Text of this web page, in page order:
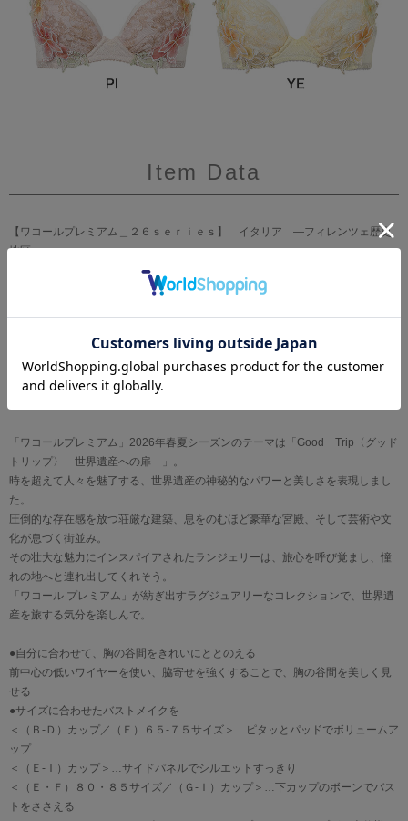
Item Data
【ワコールプレミアム＿２６ｓｅｒｉｅｓ】 イタリア ―フィレンツェ歴史
地区―
「花の都」として知られるフィレンツェ。
ルネサンスの舞台となり名だたる美の巨匠たちを育んだ源泉として、今もなお
街中に美と芸術の気配が漂います。
そんなフィレンツェの華やかでありながら、どこか気品を感じさせる優雅さを
「ワコールプレミアム」2026年春夏シーズンのテーマは「Good Trip〈グッド
トリップ〉―世界遺産への扉―」。
時を超えて人々を魅了する、世界遺産の神秘的なパワーと美しさを表現しまし
た。
圧倒的な存在感を放つ荘厳な建築、息をのむほど豪華な宮殿、そして芸術や文
化が息づく街並み。
その壮大な魅力にインスパイアされたランジェリーは、旅心を呼び覚まし、憧
れの地へと連れ出してくれそう。
「ワコール プレミアム」が紡ぎ出すラグジュアリーなコレクションで、世界遺
産を旅する気分を楽しんで。
●自分に合わせて、胸の谷間をきれいにととのえる
前中心の低いワイヤーを使い、脇寄せを強くすることで、胸の谷間を美しく見
せる
●サイズに合わせたバストメイクを
＜（Ｂ-Ｄ）カップ／（Ｅ）６５-７５サイズ＞…ピタッとパッドでボリュームア
ップ
＜（Ｅ-Ｉ）カップ＞…サイドパネルでシルエットすっきり
＜（Ｅ・Ｆ）８０・８５サイズ／（Ｇ-Ｉ）カップ＞…下カップのボーンでバス
トをささえる